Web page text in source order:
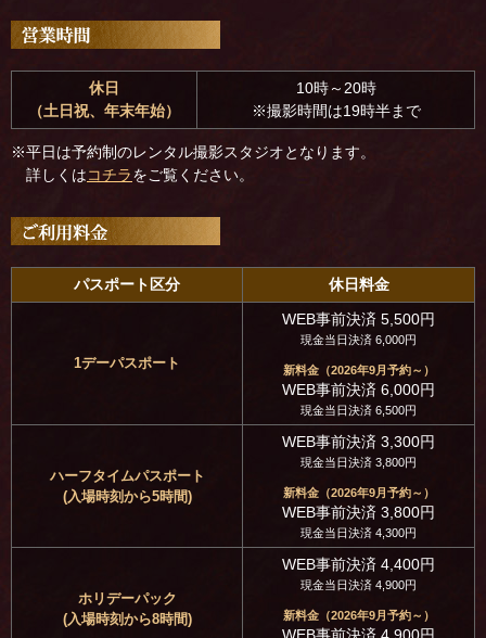
休日
（土日祝、年末年始）
10時～20時
※撮影時間は19時半まで
※平日は予約制のレンタル撮影スタジオとなります。
詳しくはコチラをご覧ください。
パスポート区分 休日料金
1デーパスポート
WEB事前決済 5,500円
現金当日決済 6,000円
新料金（2026年9月予約～）
WEB事前決済 6,000円
現金当日決済 6,500円
ハーフタイムパスポート
(入場時刻から5時間)
WEB事前決済 3,300円
現金当日決済 3,800円
新料金（2026年9月予約～）
WEB事前決済 3,800円
現金当日決済 4,300円
ホリデーパック
(入場時刻から8時間)
WEB事前決済 4,400円
現金当日決済 4,900円
新料金（2026年9月予約～）